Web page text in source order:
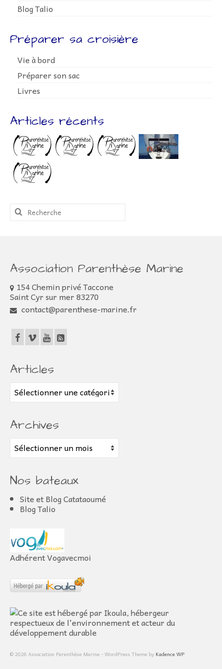
Blog Talio
Préparer sa croisière
Vie à bord
Préparer son sac
Livres
Articles récents
Rechercher
:
Association Parenthèse Marine
154 Chemin privé Taccone
Saint Cyr sur mer 83270
contact@parenthese-marine.fr
Articles
Articles
Archives
Archives
Nos bateaux
Site et Blog Catataoumé
Blog Talio
Adhérent Vogavecmoi
© 2026 Association Parenthèse Marine - WordPress Theme by Kadence WP